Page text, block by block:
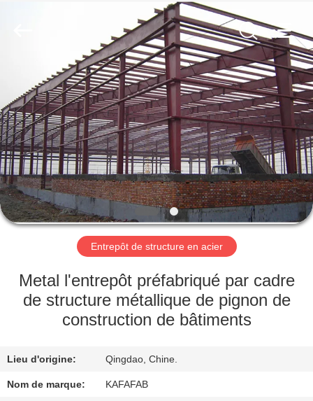
ACCUEIL
PRODUITS
VIDÉOS
SPECTACLE
DE
RÉALITÉ
VIRTUELLE
DE
NOUS
Entrepôt de structure en acier
Metal l'entrepôt préfabriqué par cadre
de structure métallique de pignon de
construction de bâtiments
Lieu d'origine: Qingdao, Chine.
Nom de marque: KAFAFAB